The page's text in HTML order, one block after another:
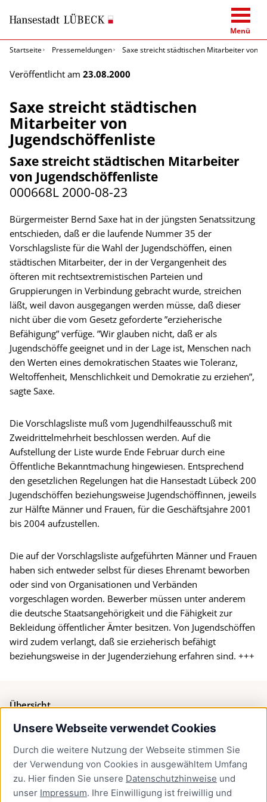
Unsere Webseite verwendet Cookies
Durch die weitere Nutzung der Webseite stimmen Sie
der Verwendung von Cookies in ausgewähltem Umfang
zu. Hier finden Sie unsere Datenschutzhinweise und
unser Impressum. Ihre Einwilligung ist freiwillig und
Menü
Startseite
Pressemeldungen Saxe streicht städtischen Mitarbeiter von
Veröffentlicht am 23.08.2000
Saxe streicht städtischen
Mitarbeiter von
Jugendschöffenliste
Saxe streicht städtischen Mitarbeiter
von Jugendschöffenliste
000668L 2000-08-23
Bürgermeister Bernd Saxe hat in der jüngsten Senatssitzung
entschieden, daß er die laufende Nummer 35 der
Vorschlagsliste für die Wahl der Jugendschöffen, einen
städtischen Mitarbeiter, der in der Vergangenheit des
öfteren mit rechtsextremistischen Parteien und
Gruppierungen in Verbindung gebracht wurde, streichen
läßt, weil davon ausgegangen werden müsse, daß dieser
nicht über die vom Gesetz geforderte ”erzieherische
Befähigung” verfüge. ”Wir glauben nicht, daß er als
Jugendschöffe geeignet und in der Lage ist, Menschen nach
den Werten eines demokratischen Staates wie Toleranz,
Weltoffenheit, Menschlichkeit und Demokratie zu erziehen”,
sagte Saxe.
Die Vorschlagsliste muß vom Jugendhilfeausschuß mit
Zweidrittelmehrheit beschlossen werden. Auf die
Aufstellung der Liste wurde Ende Februar durch eine
Öffentliche Bekanntmachung hingewiesen. Entsprechend
den gesetzlichen Regelungen hat die Hansestadt Lübeck 200
Jugendschöffen beziehungsweise Jugendschöffinnen, jeweils
zur Hälfte Männer und Frauen, für die Geschäftsjahre 2001
bis 2004 aufzustellen.
Die auf der Vorschlagsliste aufgeführten Männer und Frauen
haben sich entweder selbst für dieses Ehrenamt beworben
oder sind von Organisationen und Verbänden
vorgeschlagen worden. Bewerber müssen unter anderem
die deutsche Staatsangehörigkeit und die Fähigkeit zur
Bekleidung öffentlicher Ämter besitzen. Von Jugendschöffen
wird zudem verlangt, daß sie erzieherisch befähigt
beziehungsweise in der Jugenderziehung erfahren sind. +++
Übersicht
Bürgerservice
Presse
Newsletter Lübeck:kompakt
Kontakt